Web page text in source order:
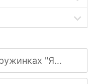
Обруч новорічний на пружинках "Ялинка"